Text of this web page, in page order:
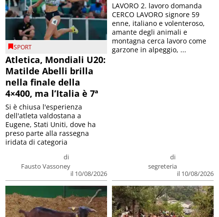
SPORT
Atletica, Mondiali U20:
Matilde Abelli brilla
nella finale della
4×400, ma l’Italia è 7ª
di
Fausto Vassoney
il 10/08/2026
Si è chiusa l'esperienza
dell'atleta valdostana a
Eugene, Stati Uniti, dove ha
preso parte alla rassegna
iridata di categoria
di
segreteria
il 10/08/2026
LAVORO 2. lavoro domanda
CERCO LAVORO signore 59
enne, italiano e volenteroso,
amante degli animali e
montagna cerca lavoro come
garzone in alpeggio, ...